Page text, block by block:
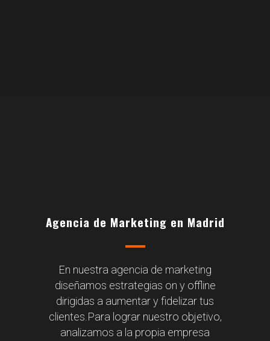
Agencia de Marketing en Madrid
En nuestra agencia de marketing
diseñamos estrategias on y offline
dirigidas a aumentar y fidelizar tus
clientes.Para lograr nuestro objetivo,
analizamos a la propia empresa